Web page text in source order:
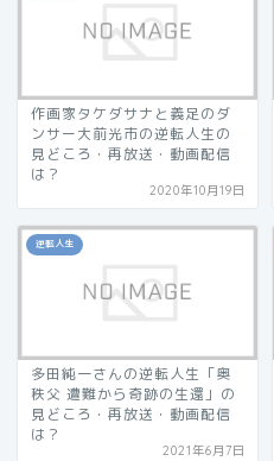
作画家タケダサナと義足のダ
ンサー大前光市の逆転人生の
見どころ・再放送・動画配信
は？
2020年10月19日
逆転人生
多田純一さんの逆転人生「奥
秩父 遭難から奇跡の生還」の
見どころ・再放送・動画配信
は？
2021年6月7日